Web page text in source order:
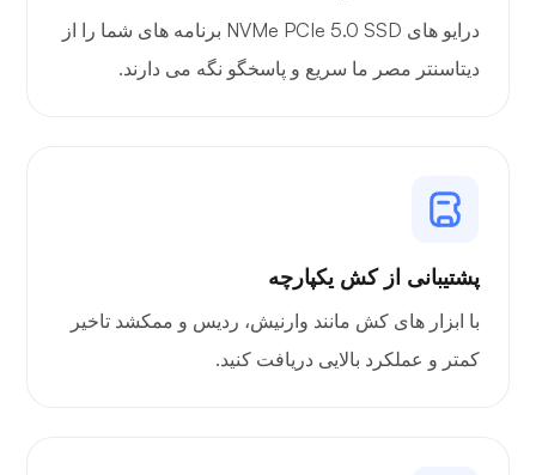
درایو های NVMe PCIe 5.0 SSD برنامه های شما را از
دیتاسنتر مصر ما سریع و پاسخگو نگه می دارند.
پشتیبانی از کش یکپارچه
با ابزار های کش مانند وارنیش، ردیس و ممکشد تاخیر
کمتر و عملکرد بالایی دریافت کنید.